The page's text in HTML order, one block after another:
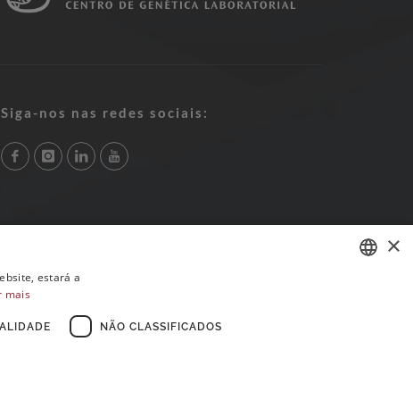
Siga-nos nas redes sociais:
×
estará a
mais
NÃO CLASSIFICADOS